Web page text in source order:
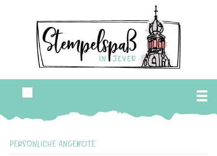
Persönliche Angebote